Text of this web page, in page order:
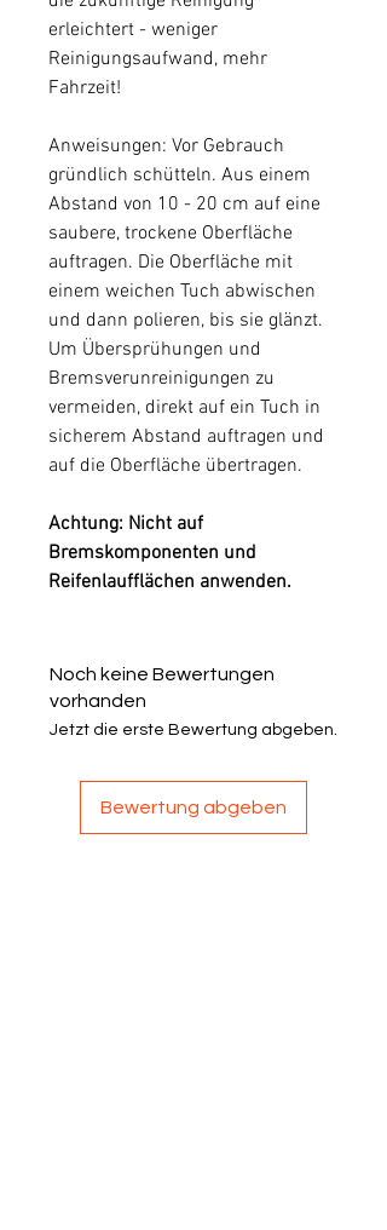
erleichtert - weniger
Reinigungsaufwand, mehr
Fahrzeit!
Anweisungen: Vor Gebrauch
gründlich schütteln. Aus einem
Abstand von 10 - 20 cm auf eine
saubere, trockene Oberfläche
auftragen. Die Oberfläche mit
einem weichen Tuch abwischen
und dann polieren, bis sie glänzt.
Um Übersprühungen und
Bremsverunreinigungen zu
vermeiden, direkt auf ein Tuch in
sicherem Abstand auftragen und
auf die Oberfläche übertragen.
Achtung: Nicht auf
Bremskomponenten und
Reifenlaufflächen anwenden.
Noch keine Bewertungen
vorhanden
Jetzt die erste Bewertung abgeben.
Bewertung abgeben